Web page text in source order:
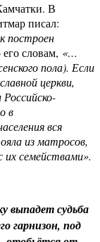
В
писал:
построен
словам, «…
пола). Если
церкви,
Российско-
в
вся
из матросов,
их семействами».
выпадет судьба
гарнизон, под